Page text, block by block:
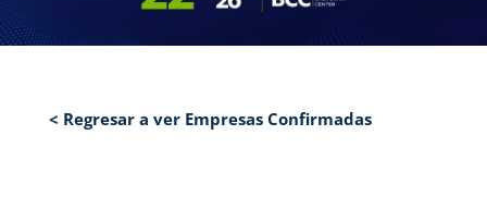
< Regresar a ver Empresas Confirmadas